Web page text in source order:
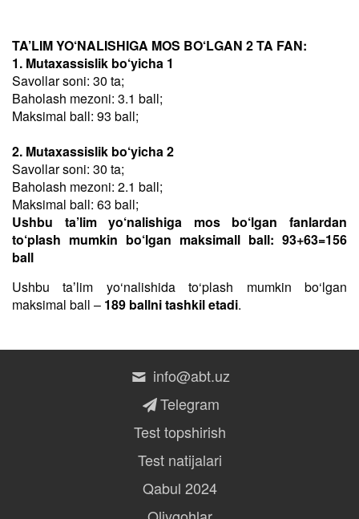
TA’LIM YO‘NALISHIGA MOS BO‘LGAN 2 TA FAN:
1. Mutaxassislik bo‘yicha 1
Savollar soni: 30 ta;
Baholash mezoni: 3.1 ball;
Maksimal ball: 93 ball;
2. Mutaxassislik bo‘yicha 2
Savollar soni: 30 ta;
Baholash mezoni: 2.1 ball;
Maksimal ball: 63 ball;
Ushbu ta’lim yo‘nalishiga mos bo‘lgan fanlardan
to‘plash mumkin bo‘lgan maksimall ball: 93+63=156
ball
Ushbu taʼlim yo‘nalishida to‘plash mumkin bo‘lgan
maksimal ball – 189 ballni tashkil etadi.
info@abt.uz
Telegram
Test topshirish
Test natijalari
Qabul 2024